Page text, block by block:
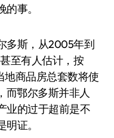
事。
多斯，从2005年到
至有人估计，按
地商品房总套数将使
而鄂尔多斯并非人
业的过于超前是不
证。